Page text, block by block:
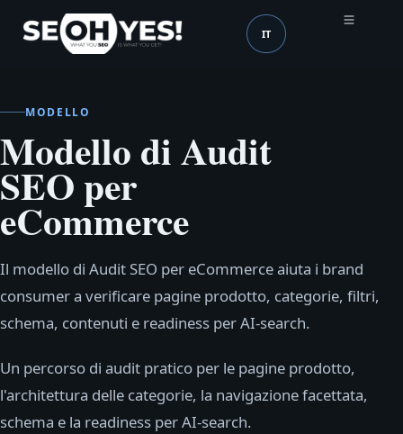
SEOH Lingua (mobile header)
IT
MODELLO
Modello di Audit
SEO per
eCommerce
Il modello di Audit SEO per eCommerce aiuta i brand
consumer a verificare pagine prodotto, categorie, filtri,
schema, contenuti e readiness per AI-search.
Un percorso di audit pratico per le pagine prodotto,
l'architettura delle categorie, la navigazione facettata,
schema e la readiness per AI-search.